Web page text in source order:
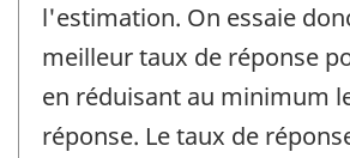
l'estimation. On essaie
meilleur taux de réponse
en réduisant au minimum
réponse. Le taux de